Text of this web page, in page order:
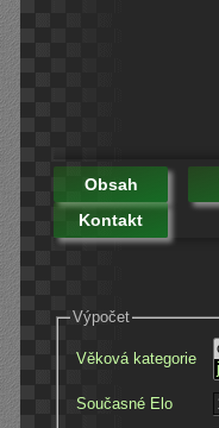
Obsah
Kontakt
Výpočet
Věková kategorie
Současné Elo